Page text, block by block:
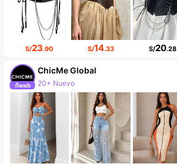
S/23.90 S/14.33 S/20.28
ChicMe Global
20+ Nuevo
Incremento de seguidores de 688%